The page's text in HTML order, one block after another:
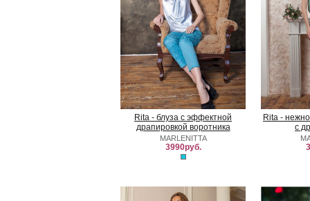
Rita - блуза с эффектной
драпировкой воротника
MARLENITTA
3990руб.
Rita -
с